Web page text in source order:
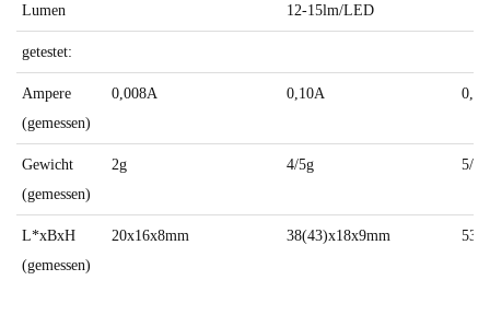
Lumen 12-15lm/LED
getestet:
Ampere
(gemessen)
0,008A 0,10A
Gewicht
(gemessen)
2g 4/5g 5/6g
L*xBxH
(gemessen)
20x16x8mm 38(43)x18x9mm